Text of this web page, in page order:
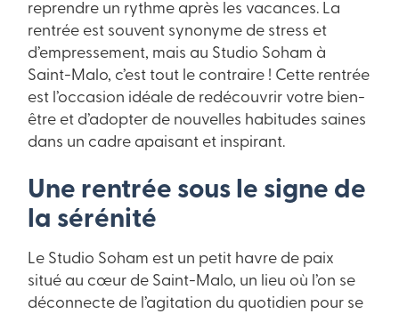
reprendre un rythme après les vacances. La
rentrée est souvent synonyme de stress et
d’empressement, mais au Studio Soham à
Saint-Malo, c’est tout le contraire ! Cette rentrée
est l’occasion idéale de redécouvrir votre bien-
être et d’adopter de nouvelles habitudes saines
dans un cadre apaisant et inspirant.
Une rentrée sous le signe de
la sérénité
Le Studio Soham est un petit havre de paix
situé au cœur de Saint-Malo, un lieu où l’on se
déconnecte de l’agitation du quotidien pour se